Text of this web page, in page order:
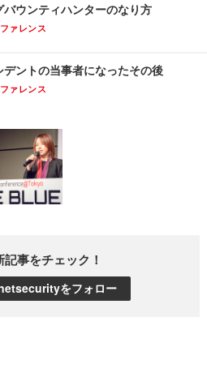
ウンティハンターのなり方
ァレンス
ントの当事者になったその後
ァレンス
事をチェック！
をフォロー